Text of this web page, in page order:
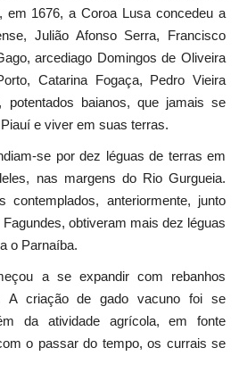
em 1676, a Coroa Lusa concedeu a
Julião Afonso Serra, Francisco
arcediago Domingos de Oliveira
Catarina Fogaça, Pedro Vieira
potentados baianos, que jamais se
e viver em suas terras.
se por dez léguas de terras em
nas margens do Rio Gurgueia.
contemplados, anteriormente, junto
obtiveram mais dez léguas
o Parnaíba.
a se expandir com rebanhos
A criação de gado vacuno foi se
da atividade agrícola, em fonte
o passar do tempo, os currais se